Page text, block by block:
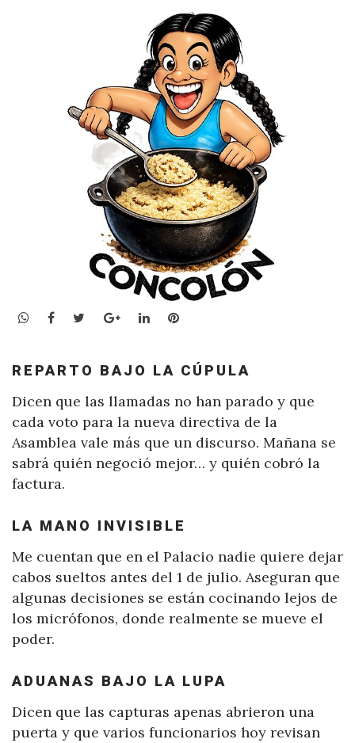
WhatsApp
Facebook
TwitterGoogle+LinkedInPinterest
REPARTO BAJO LA CÚPULA
Dicen que las llamadas no han parado y que
cada voto para la nueva directiva de la
Asamblea vale más que un discurso. Mañana se
sabrá quién negoció mejor… y quién cobró la
factura.
LA MANO INVISIBLE
Me cuentan que en el Palacio nadie quiere dejar
cabos sueltos antes del 1 de julio. Aseguran que
algunas decisiones se están cocinando lejos de
los micrófonos, donde realmente se mueve el
poder.
ADUANAS BAJO LA LUPA
Dicen que las capturas apenas abrieron una
puerta y que varios funcionarios hoy revisan